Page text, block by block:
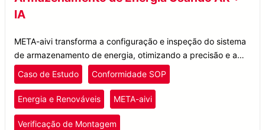
IA
META-aivi transforma a configuração e inspeção do sistema
de armazenamento de energia, otimizando a precisão e a
eficiência com validação SOP em tempo real usando a
tecnologia AR + IA.
Caso de Estudo Conformidade SOP
Energia e Renováveis META-aivi
Verificação de Montagem